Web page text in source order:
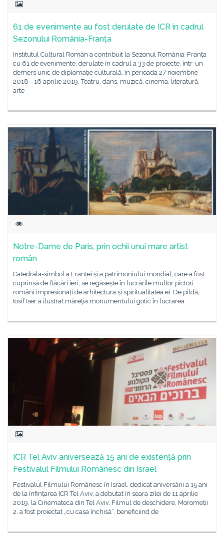
61 de evenimente au fost derulate de ICR în cadrul
Sezonului România-Franța
Institutul Cultural Român a contribuit la Sezonul România-Franța
cu 61 de evenimente, derulate în cadrul a 33 de proiecte, într-un
demers unic de diplomație culturală, în perioada 27 noiembrie
2018 - 16 aprilie 2019. Teatru, dans, muzică, cinema, literatură,
arte
Notre-Dame de Paris, prin ochii unui mare artist
român
Catedrala-simbol a Franței și a patrimoniului mondial, care a fost
cuprinsă de flăcări ieri, se regăsește în lucrările multor pictori
români impresionați de arhitectura și spiritualitatea ei. De pildă,
Iosif Iser a ilustrat măreţia monumentului gotic în lucrarea
ICR Tel Aviv aniversează 15 ani de existență prin
Festivalul Filmului Românesc din Israel
Festivalul Filmului Românesc în Israel, dedicat aniversării a 15 ani
de la înfințarea ICR Tel Aviv, a debutat în seara zilei de 11 aprilie
2019, la Cinemateca din Tel Aviv. Filmul de deschidere, Moromeții
2, a fost proiectat „cu casa închisă”, beneficiind de